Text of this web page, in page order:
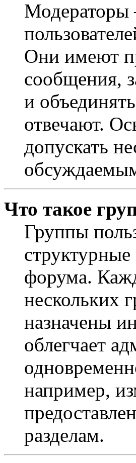
Модераторы
Они имеют
сообщения,
и
отвечают.
допускать
Что такое
Группы
форума.
нескольких
назначены
облегчает
например,
разделам.